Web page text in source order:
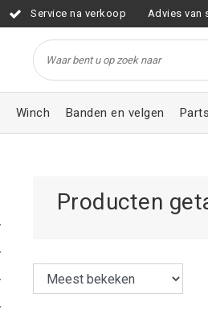
Service na verkoop Advies van
Winch Banden en velgen Parts
Producten